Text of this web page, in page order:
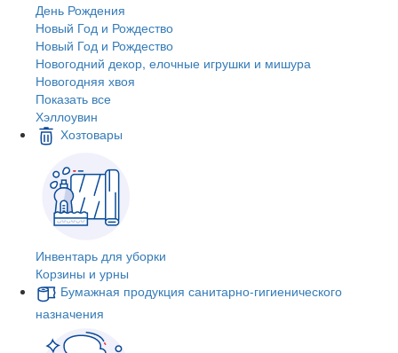
День Рождения
Новый Год и Рождество
Новый Год и Рождество
Новогодний декор, елочные игрушки и мишура
Новогодняя хвоя
Показать все
Хэллоувин
Хозтовары
Инвентарь для уборки
Корзины и урны
Бумажная продукция санитарно-гигиенического
назначения